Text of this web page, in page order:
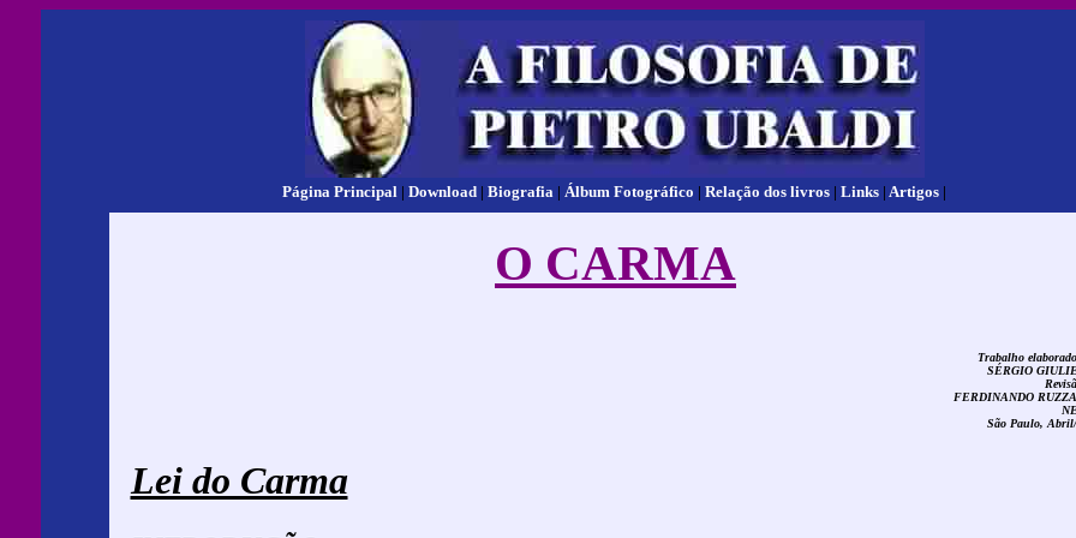
Página Principal | Download | Biografia | Álbum Fotográfico | Relação dos livros| Links| Artigos|
O CARMA
Trabalho
SÉRGIO
FERDINANDO
São Paulo,
Lei do Carma